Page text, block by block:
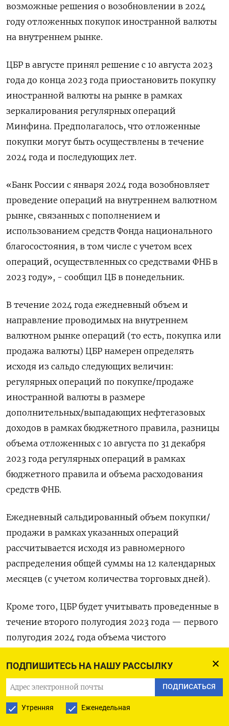
ПОДПИШИТЕСЬ НА НАШУ РАССЫЛКУ
ПОДПИСАТЬСЯ
Утренняя Еженедельная
возможные решения о возобновлении в 2024
году отложенных покупок иностранной валюты
на внутреннем рынке.
ЦБР в августе принял решение с 10 августа 2023
года до конца 2023 года приостановить покупку
иностранной валюты на рынке в рамках
зеркалирования регулярных операций
Минфина. Предполагалось, что отложенные
покупки могут быть осуществлены в течение
2024 года и последующих лет.
«Банк России с января 2024 года возобновляет
проведение операций на внутреннем валютном
рынке, связанных с пополнением и
использованием средств Фонда национального
благосостояния, в том числе с учетом всех
операций, осуществленных со средствами ФНБ в
2023 году», - сообщил ЦБ в понедельник.
В течение 2024 года ежедневный объем и
направление проводимых на внутреннем
валютном рынке операций (то есть, покупка или
продажа валюты) ЦБР намерен определять
исходя из сальдо следующих величин:
регулярных операций по покупке/продаже
иностранной валюты в размере
дополнительных/выпадающих нефтегазовых
доходов в рамках бюджетного правила, разницы
объема отложенных с 10 августа по 31 декабря
2023 года регулярных операций в рамках
бюджетного правила и объема расходования
средств ФНБ.
Ежедневный сальдированный объем покупки/
продажи в рамках указанных операций
рассчитывается исходя из равномерного
распределения общей суммы на 12 календарных
месяцев (с учетом количества торговых дней).
Кроме того, ЦБР будет учитывать проведенные в
течение второго полугодия 2023 года — первого
полугодия 2024 года объема чистого
финансовые активы, выраженные в рублях.
Ежедневный объем указанных операций в
каждом полугодии (без сдвига на 1 месяц вперед,